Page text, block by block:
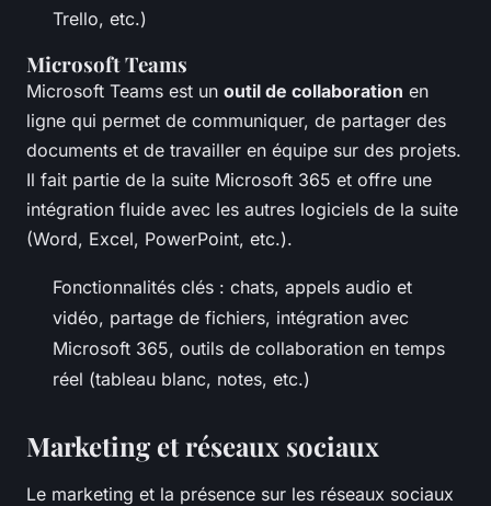
Trello, etc.)
Microsoft Teams
Microsoft Teams est un outil de collaboration en
ligne qui permet de communiquer, de partager des
documents et de travailler en équipe sur des projets.
Il fait partie de la suite Microsoft 365 et offre une
intégration fluide avec les autres logiciels de la suite
(Word, Excel, PowerPoint, etc.).
Fonctionnalités clés : chats, appels audio et
vidéo, partage de fichiers, intégration avec
Microsoft 365, outils de collaboration en temps
réel (tableau blanc, notes, etc.)
Marketing et réseaux sociaux
Le marketing et la présence sur les réseaux sociaux